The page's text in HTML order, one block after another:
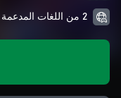
2 من اللغات المدعمة